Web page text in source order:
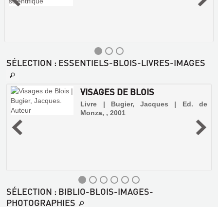
:
GUIDE
SÉLECTION : ESSENTIELS-BLOIS-LIVRES-IMAGES
VISAGES DE BLOIS
Livre | Bugier, Jacques | Ed. de
Monza, , 2001
SÉLECTION : BIBLIO-BLOIS-IMAGES-
PHOTOGRAPHIES